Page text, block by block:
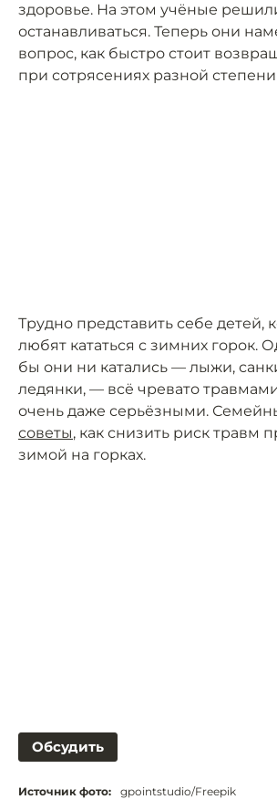
здоровье. На этом учёные
останавливаться. Теперь они
вопрос, как быстро стоит
при сотрясениях разной
Трудно представить себе детей,
любят кататься с зимних горок.
бы они ни катались — лыжи,
ледянки, — всё чревато
очень даже серьёзными.
советы, как снизить риск травм
зимой на горках.
Обсудить
Источник фото: gpointstudio/Freepik